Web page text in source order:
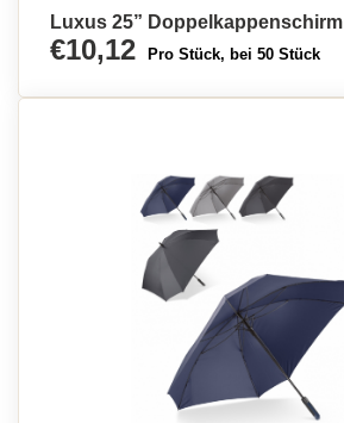
Luxus 25” Doppelkappenschirm
€10,12 Pro Stück, bei 50 Stück